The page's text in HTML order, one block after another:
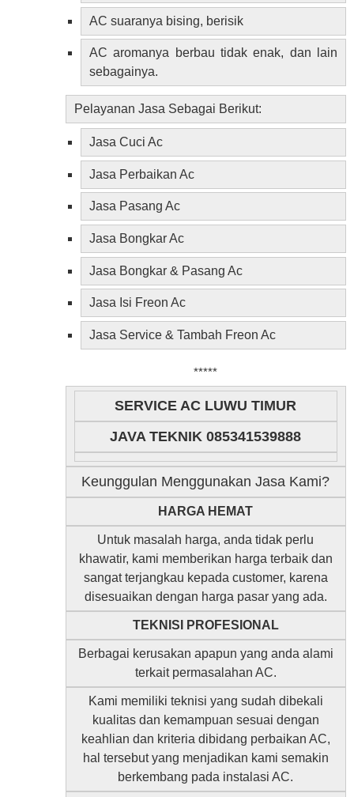
AC suaranya bising, berisik
AC aromanya berbau tidak enak, dan lain
sebagainya.
Pelayanan Jasa Sebagai Berikut:
Jasa Cuci Ac
Jasa Perbaikan Ac
Jasa Pasang Ac
Jasa Bongkar Ac
Jasa Bongkar & Pasang Ac
Jasa Isi Freon Ac
Jasa Service & Tambah Freon Ac
*****
SERVICE AC LUWU TIMUR
JAVA TEKNIK 085341539888
Keunggulan Menggunakan Jasa Kami?
HARGA HEMAT
Untuk masalah harga, anda tidak perlu
khawatir, kami memberikan harga terbaik dan
sangat terjangkau kepada customer, karena
disesuaikan dengan harga pasar yang ada.
TEKNISI PROFESIONAL
Berbagai kerusakan apapun yang anda alami
terkait permasalahan AC.
Kami memiliki teknisi yang sudah dibekali
kualitas dan kemampuan sesuai dengan
keahlian dan kriteria dibidang perbaikan AC,
hal tersebut yang menjadikan kami semakin
berkembang pada instalasi AC.